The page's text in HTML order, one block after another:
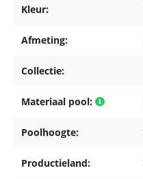
Kleur:
Afmeting:
Collectie:
Materiaal pool:
Poolhoogte:
Productieland: